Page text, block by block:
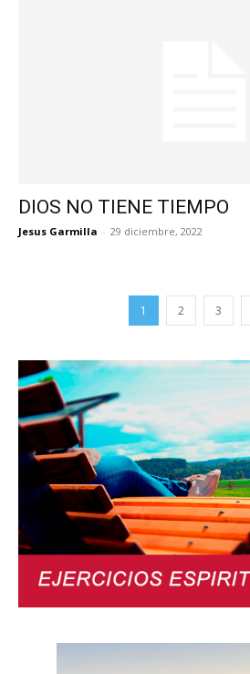
DIOS NO TIENE TIEMPO
Jesus Garmilla - 29 diciembre, 2022
1 2 3